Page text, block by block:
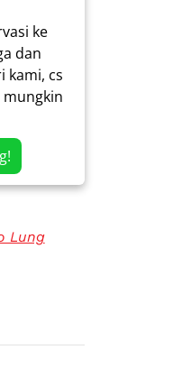
ke
dan
kami, cs
mungkin
Lung